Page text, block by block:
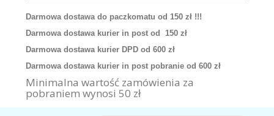
Darmowa dostawa do paczkomatu od 150 zł !!!
Darmowa dostawa kurier in post od 150 zł
Darmowa dostawa kurier DPD od 600 zł
Darmowa dostawa kurier in post pobranie od 600 zł
Minimalna wartość zamówienia za
pobraniem wynosi 50 zł